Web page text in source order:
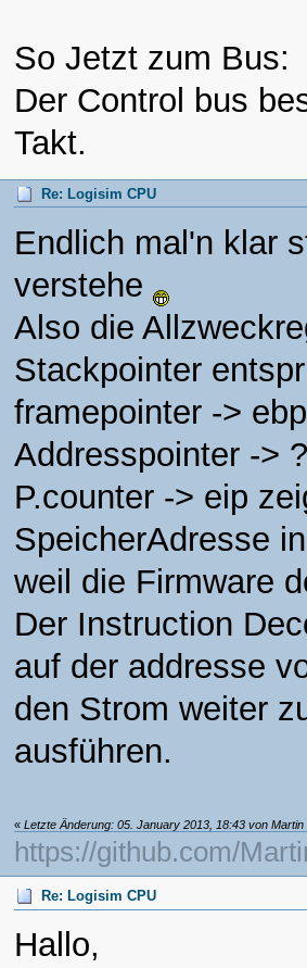
So Jetzt zum Bus:
Der Control bus
Takt.
Re: Logisim CPU
Endlich mal'n klar
verstehe
Also die
Stackpointer
framepointer -> ebp
Addresspointer -> ?
P.counter -> eip
SpeicherAdresse
weil die Firmware
Der Instruction
auf der addresse
den Strom weiter
ausführen.
« Letzte Änderung: 05. January 2013, 18:43 von Martin
https://github.com/
Re: Logisim CPU
Hallo,